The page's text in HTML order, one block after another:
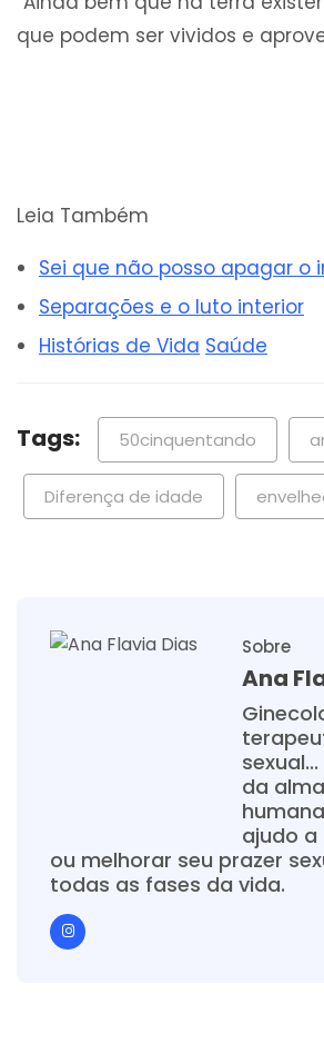
que podem ser vividos e
Leia Também
Sei que não posso apagar o
Separações e o luto interior
Histórias de Vida Saúde
Tags: 50cinquentando
Diferença de idade
Sobre
Ana
da alma
ajudo a
ou melhorar seu prazer
todas as fases da vida.